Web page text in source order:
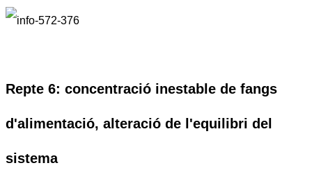
Repte 6: concentració inestable de fangs
d'alimentació, alteració de l'equilibri del
sistema